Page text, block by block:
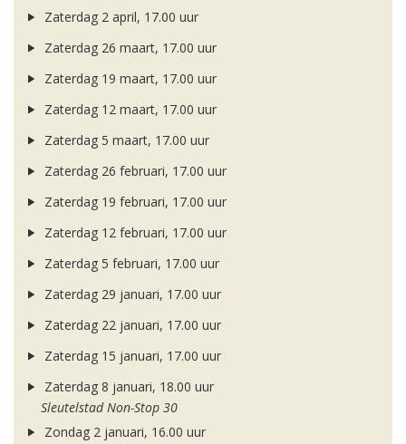
Zaterdag 2 april, 17.00 uur
Zaterdag 26 maart, 17.00 uur
Zaterdag 19 maart, 17.00 uur
Zaterdag 12 maart, 17.00 uur
Zaterdag 5 maart, 17.00 uur
Zaterdag 26 februari, 17.00 uur
Zaterdag 19 februari, 17.00 uur
Zaterdag 12 februari, 17.00 uur
Zaterdag 5 februari, 17.00 uur
Zaterdag 29 januari, 17.00 uur
Zaterdag 22 januari, 17.00 uur
Zaterdag 15 januari, 17.00 uur
Zaterdag 8 januari, 18.00 uur
Sleutelstad Non-Stop 30
Zondag 2 januari, 16.00 uur